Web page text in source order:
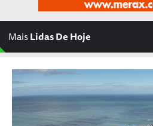
MaisLidas De Hoje